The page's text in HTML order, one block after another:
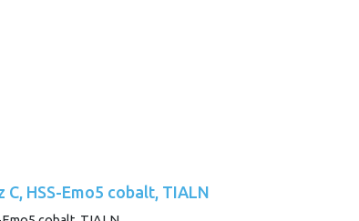
HSS-Emo5 cobalt, TIALN